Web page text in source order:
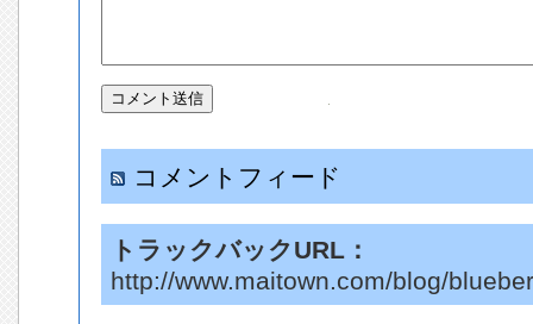
コメントフィード
トラックバックURL：
http://www.maitown.com/blog/